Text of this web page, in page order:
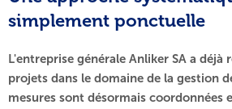
simplement ponctuelle
L'entreprise générale Anliker SA a déjà
projets dans le domaine de la gestion
mesures sont désormais coordonnées